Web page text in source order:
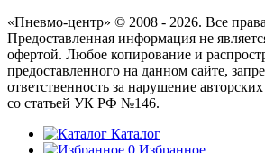
«Пневмо-центр» © 2008 - 2026. Все
Предоставленная информация не
офертой. Любое копирование и
предоставленного на данном сайте,
ответственность за нарушение
со статьей УК РФ №146.
Каталог
0 Избранное